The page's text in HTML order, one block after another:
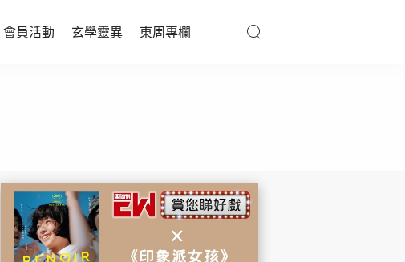
會員活動 玄學靈異 東周專欄
與寵同行